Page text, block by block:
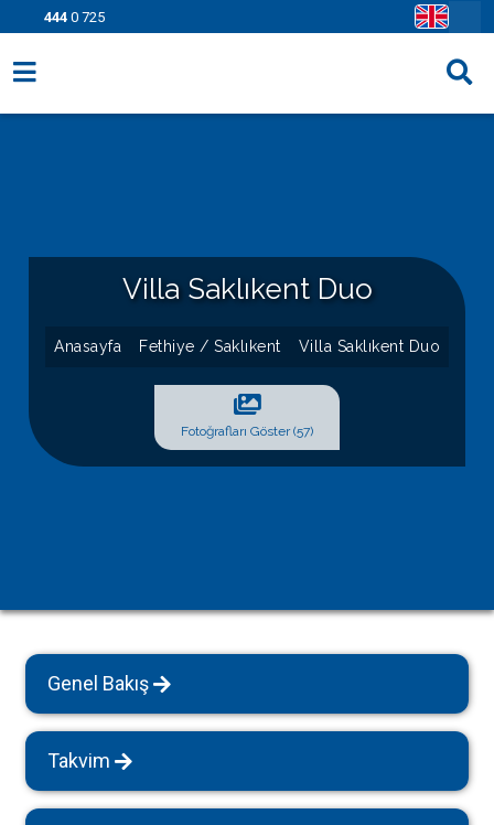
444 0 725
Villa Saklıkent Duo
Anasayfa Fethiye / Saklıkent Villa Saklıkent Duo
Fotoğrafları Göster (57)
Genel Bakış
Takvim